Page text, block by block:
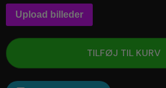
Upload billeder
TILFØJ TIL KURV